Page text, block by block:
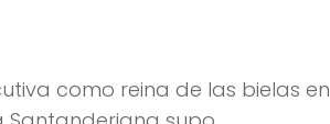
como reina de las bielas en